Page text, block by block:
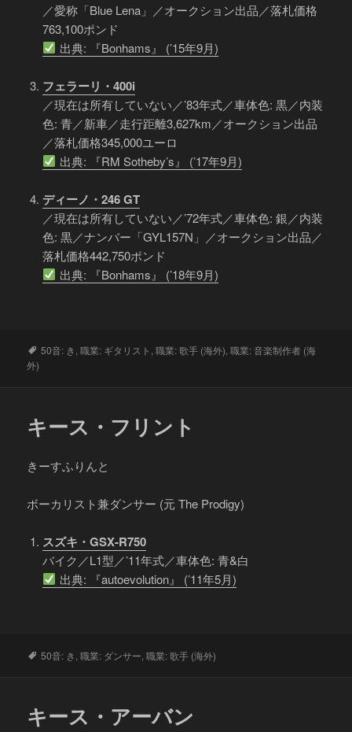
／愛称「Blue Lena」／オークション出品／落札価格
763,100ポンド
出典: 『Bonhams』 (’15年9月)
フェラーリ・400i
／現在は所有していない／’83年式／車体色: 黒／内装
色: 青／新車／走行距離3,627km／オークション出品
／落札価格345,000ユーロ
出典: 『RM Sotheby’s』 (’17年9月)
ディーノ・246 GT
／現在は所有していない／’72年式／車体色: 銀／内装
色: 黒／ナンバー「GYL157N」／オークション出品／
落札価格442,750ポンド
出典: 『Bonhams』 (’18年9月)
タ
50音: き,職業: ギタリスト ,職業: 歌手 (海外),職業: 音楽制作者 (海
外)
キース・フリント
きーすふりんと
ボーカリスト兼ダンサー (元 The Prodigy)
スズキ・GSX-R750
バイク／L1型／’11年式／車体色: 青&白
出典: 『autoevolution』 (’11年5月)
タ
50音: き,職業: ダンサー,職業: 歌手 (海外)
キース・アーバン